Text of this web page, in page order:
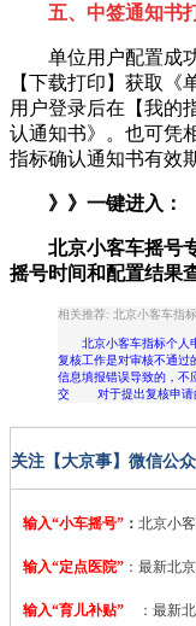
五、中签通知书
单位用户配置成功
【下载打印】获取
用户登录后在【我的
认通知书》。也可凭
指标确认通知书有效
》》一键进入：
北京小客车摇号
摇号时间和配置结果
相关推荐: 北京小客车指
北京小客车指标个
复核工作是对审核不通过
信息填报错误导致的，不
交 对于提出复核申请
关注【大京事】微信公
输入“小车摇号” ： 北京小
输入“定点医院” ： 最新北
输入“育儿补贴” ：最新